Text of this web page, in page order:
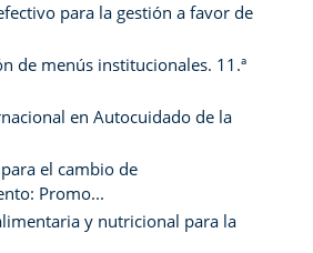
para la gestión a favor de
de menús institucionales. 11.ª
en Autocuidado de la
el cambio de
Promo...
y nutricional para la